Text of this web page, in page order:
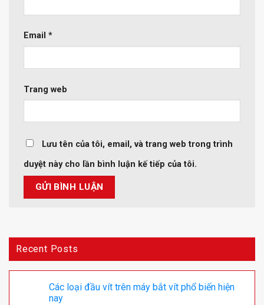
Email *
Trang web
Lưu tên của tôi, email, và trang web trong trình
duyệt này cho lần bình luận kế tiếp của tôi.
Recent Posts
Các loại đầu vít trên máy bắt vít phổ biến hiện
nay